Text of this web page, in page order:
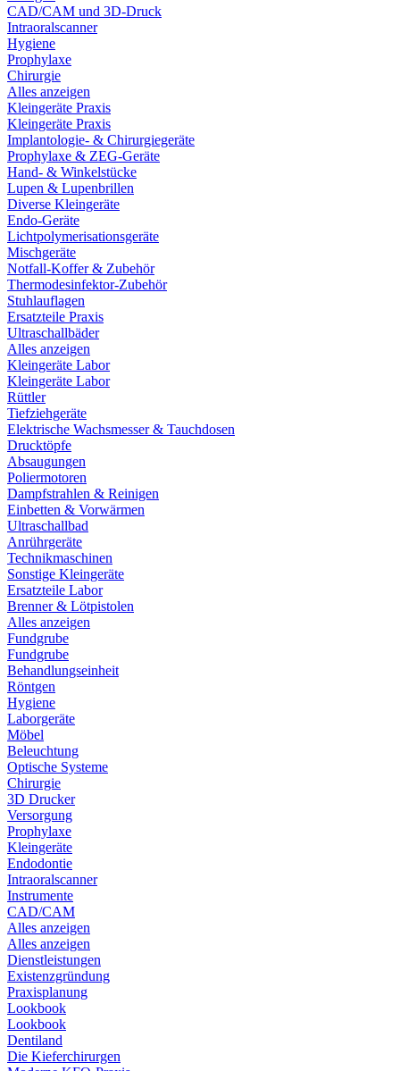
CAD/CAM und 3D-Druck
Intraoralscanner
Hygiene
Prophylaxe
Chirurgie
Alles anzeigen
Kleingeräte Praxis
Kleingeräte Praxis
Implantologie- & Chirurgiegeräte
Prophylaxe & ZEG-Geräte
Hand- & Winkelstücke
Lupen & Lupenbrillen
Diverse Kleingeräte
Endo-Geräte
Lichtpolymerisationsgeräte
Mischgeräte
Notfall-Koffer & Zubehör
Thermodesinfektor-Zubehör
Stuhlauflagen
Ersatzteile Praxis
Ultraschallbäder
Alles anzeigen
Kleingeräte Labor
Kleingeräte Labor
Rüttler
Tiefziehgeräte
Elektrische Wachsmesser & Tauchdosen
Drucktöpfe
Absaugungen
Poliermotoren
Dampfstrahlen & Reinigen
Einbetten & Vorwärmen
Ultraschallbad
Anrührgeräte
Technikmaschinen
Sonstige Kleingeräte
Ersatzteile Labor
Brenner & Lötpistolen
Alles anzeigen
Fundgrube
Fundgrube
Behandlungseinheit
Röntgen
Hygiene
Laborgeräte
Möbel
Beleuchtung
Optische Systeme
Chirurgie
3D Drucker
Versorgung
Prophylaxe
Kleingeräte
Endodontie
Intraoralscanner
Instrumente
CAD/CAM
Alles anzeigen
Alles anzeigen
Dienstleistungen
Existenzgründung
Praxisplanung
Lookbook
Lookbook
Dentiland
Die Kieferchirurgen